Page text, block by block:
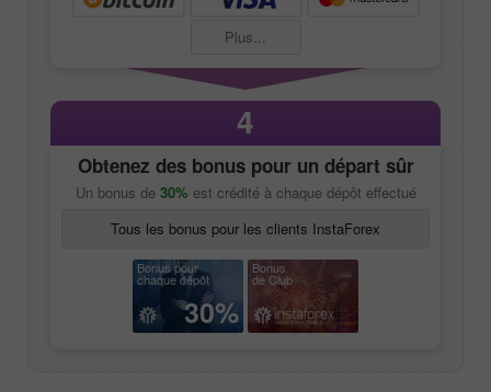
Plus...
4
Obtenez des bonus pour un départ sûr
Un bonus de 30% est crédité à chaque dépôt effectué
Tous les bonus pour les clients InstaForex
Bonus pour
chaque dépôt
30%
Bonus
de Club